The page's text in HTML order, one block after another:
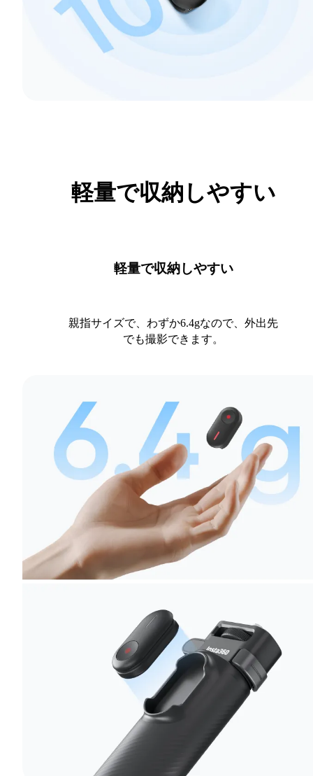
軽量で収納しやすい
軽量で収納しやすい
親指サイズで、わずか6.4gなので、外出先
でも撮影できます。